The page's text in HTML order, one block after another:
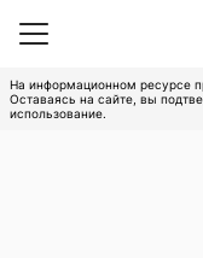
На информационном ресурсе
Оставаясь на сайте, вы
использование.